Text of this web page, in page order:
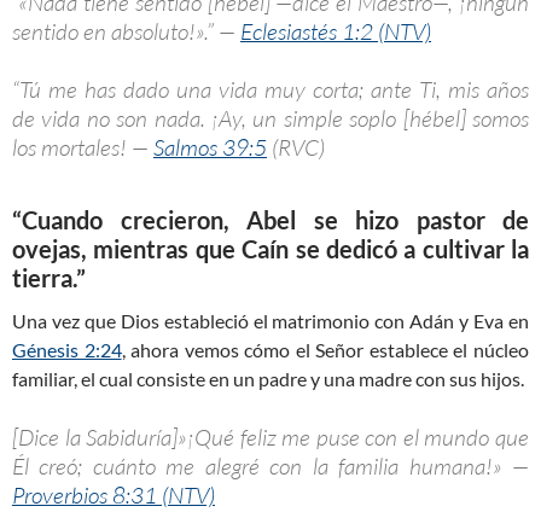
sentido en absoluto!».” — Eclesiastés 1:2 (NTV)
“Tú me has dado una vida muy corta; ante Ti, mis años
de vida no son nada. ¡Ay, un simple soplo [hébel] somos
los mortales! — Salmos 39:5 (RVC)
“Cuando crecieron, Abel se hizo pastor de
ovejas, mientras que Caín se dedicó a cultivar la
tierra.”
Una vez que Dios estableció el matrimonio con Adán y Eva en
Génesis 2:24, ahora vemos cómo el Señor establece el núcleo
familiar, el cual consiste en un padre y una madre con sus hijos.
[Dice la Sabiduría]»¡Qué feliz me puse con el mundo que
Él creó; cuánto me alegré con la familia humana!» —
Proverbios 8:31 (NTV)